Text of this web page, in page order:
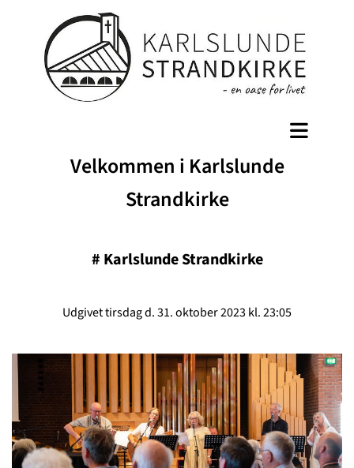
Velkommen i Karlslunde
Strandkirke
# Karlslunde Strandkirke
Udgivet tirsdag d. 31. oktober 2023 kl. 23:05